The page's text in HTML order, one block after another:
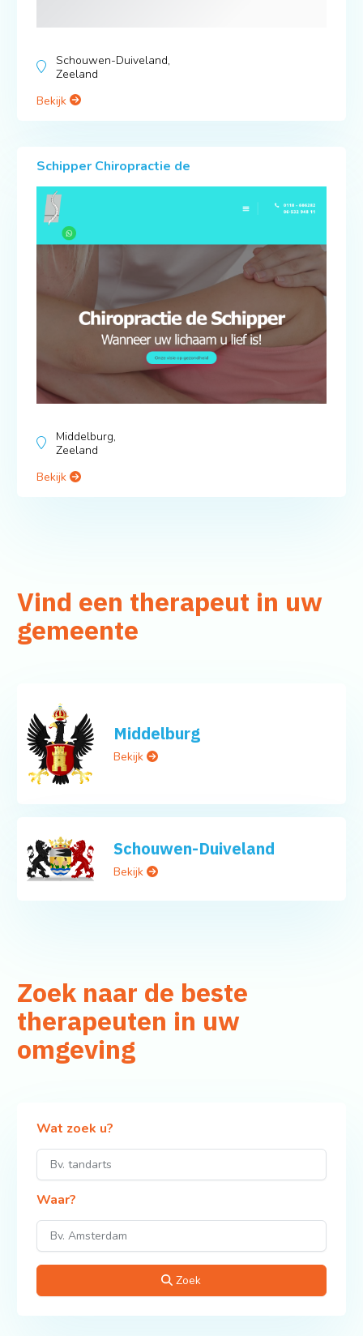
Schouwen-Duiveland,
Zeeland
Bekijk
Schipper Chiropractie de
Middelburg,
Zeeland
Bekijk
Vind een therapeut in uw
gemeente
Middelburg
Bekijk
Schouwen-Duiveland
Bekijk
Zoek naar de beste
therapeuten in uw
omgeving
Wat zoek u?
Waar?
Zoek